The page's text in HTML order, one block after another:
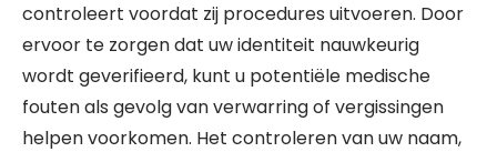
controleert voordat zij procedures uitvoeren. Door
ervoor te zorgen dat uw identiteit nauwkeurig
wordt geverifieerd, kunt u potentiële medische
fouten als gevolg van verwarring of vergissingen
helpen voorkomen. Het controleren van uw naam,